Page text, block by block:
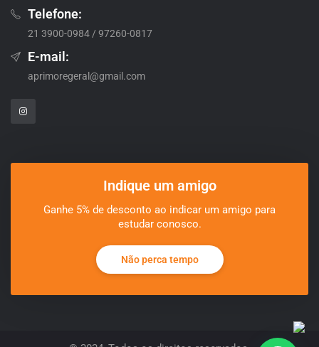
Telefone:
21 3900-0984 / 97260-0817
E-mail:
aprimoregeral@gmail.com
Indique um amigo
Ganhe 5% de desconto ao indicar um amigo para
estudar conosco.
Não perca tempo